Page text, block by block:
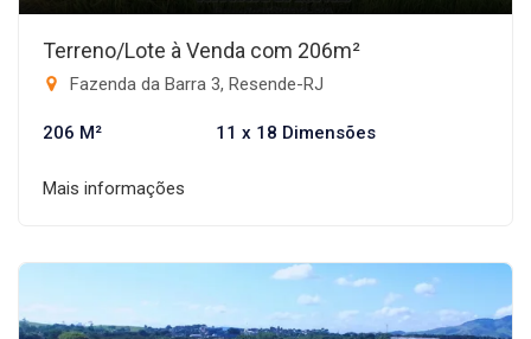
Terreno/Lote à Venda com 206m²
Fazenda da Barra 3, Resende-RJ
206 M² 11 x 18 Dimensões
Mais informações